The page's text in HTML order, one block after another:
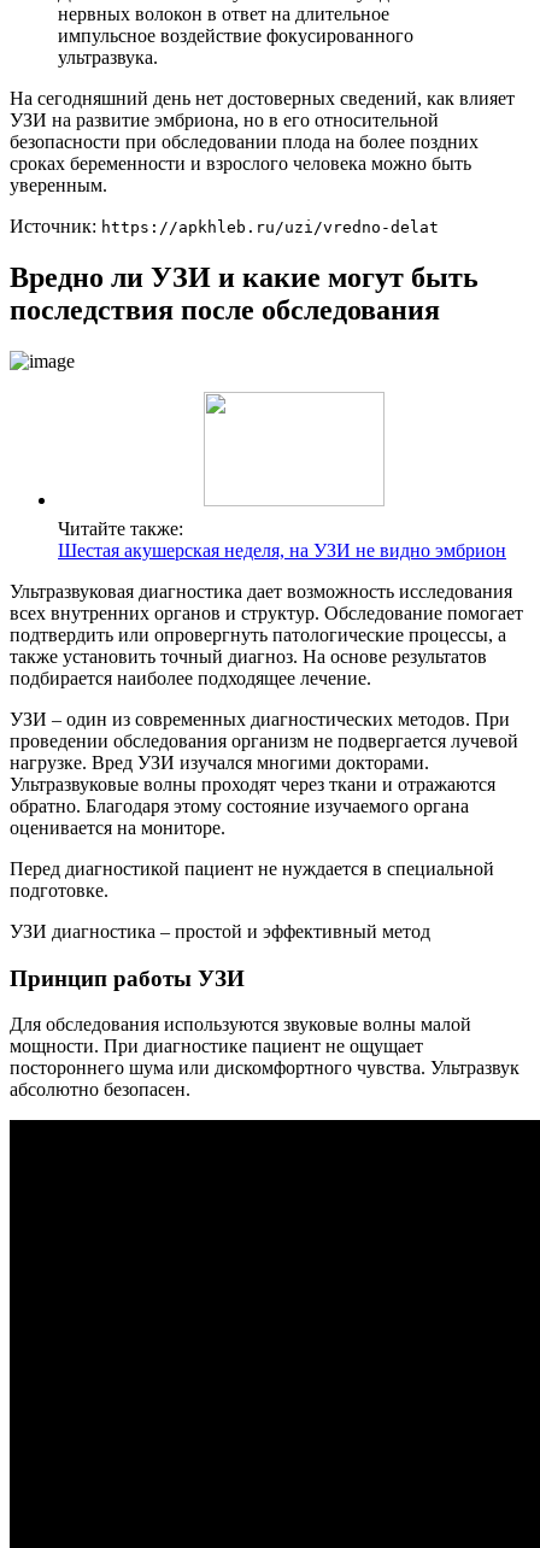
нервных волокон в ответ на длительное
импульсное воздействие фокусированного
ультразвука.
На сегодняшний день нет достоверных сведений, как влияет
УЗИ на развитие эмбриона, но в его относительной
безопасности при обследовании плода на более поздних
сроках беременности и взрослого человека можно быть
уверенным.
Источник: https://apkhleb.ru/uzi/vredno-delat
Вредно ли УЗИ и какие могут быть
последствия после обследования
Читайте также:
Шестая акушерская неделя, на УЗИ не видно эмбрион
Ультразвуковая диагностика дает возможность исследования
всех внутренних органов и структур. Обследование помогает
подтвердить или опровергнуть патологические процессы, а
также установить точный диагноз. На основе результатов
подбирается наиболее подходящее лечение.
УЗИ – один из современных диагностических методов. При
проведении обследования организм не подвергается лучевой
нагрузке. Вред УЗИ изучался многими докторами.
Ультразвуковые волны проходят через ткани и отражаются
обратно. Благодаря этому состояние изучаемого органа
оценивается на мониторе.
Перед диагностикой пациент не нуждается в специальной
подготовке.
УЗИ диагностика – простой и эффективный метод
Принцип работы УЗИ
Для обследования используются звуковые волны малой
мощности. При диагностике пациент не ощущает
постороннего шума или дискомфортного чувства. Ультразвук
абсолютно безопасен.